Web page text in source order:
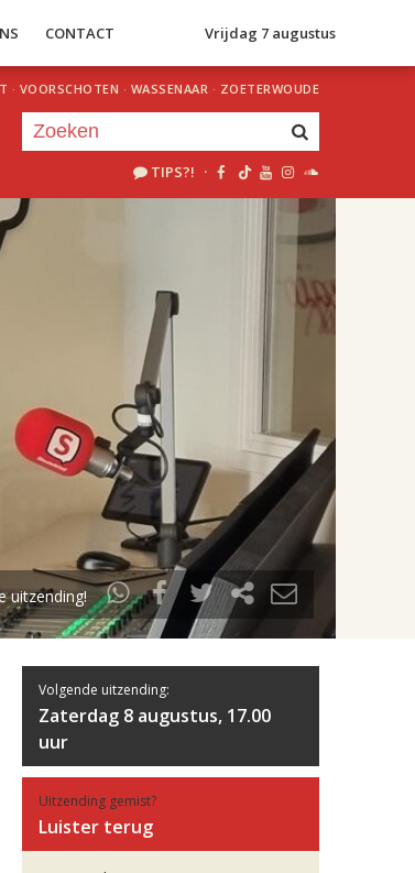
CONTACT Vrijdag 7 augustus
· VOORSCHOTEN · WASSENAAR · ZOETERWOUDE
TIPS?! ·
uur 1 van 2
Volgend uur
uitzending!
Volgende uitzending:
Zaterdag 8 augustus, 17.00
uur
Uitzending gemist?
Luister terug